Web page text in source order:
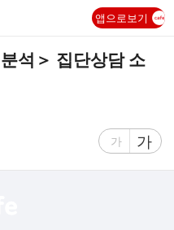
앱으로보기
석＞ 집단상담 소
글
가
글
자
가